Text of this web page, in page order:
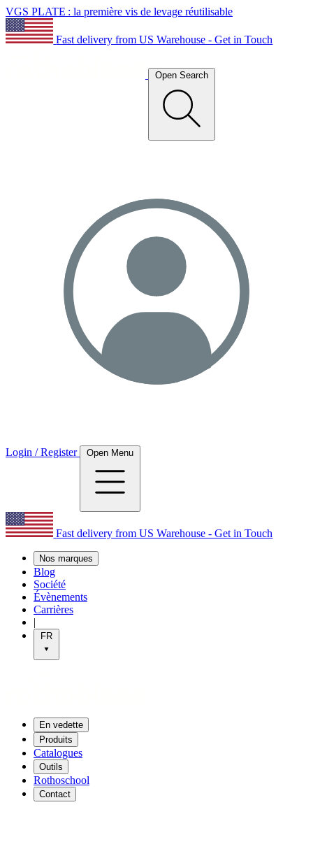
VGS PLATE : la première vis de levage réutilisable
Fast delivery from US Warehouse - Get in Touch
Open Search
Login / Register Open Menu
Fast delivery from US Warehouse - Get in Touch
Nos marques
Blog
Société
Évènements
Carrières
|
FR
En vedette
Produits
Catalogues
Outils
Rothoschool
Contact